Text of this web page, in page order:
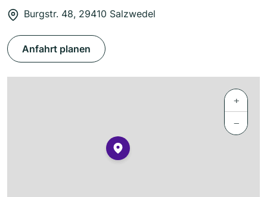
Burgstr. 48, 29410 Salzwedel
Anfahrt planen
+
−